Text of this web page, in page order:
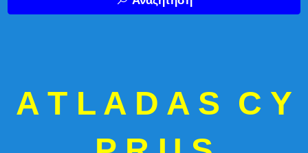
A T L A D A S C Y